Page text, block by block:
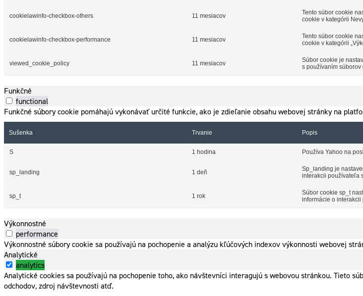
cookielawinfo-checkbox-others 11 mesiacov
Tento súbor cookie
cookie v kategórii
cookielawinfo-checkbox-performance 11 mesiacov
Tento súbor cookie
cookie v kategórii
viewed_cookie_policy 11 mesiacov
Súbor cookie je
s používaním
Funkčné
functional
Funkčné súbory cookie pomáhajú vykonávať určité funkcie, ako je zdieľanie obsahu webovej stránky na
Sušenka Trvanie Popis
S 1 hodina Používa Yahoo na
sp_landing 1 deň
Sp_landing je
interakcii používateľa
sp_t 1 rok
Súbor cookie sp_t
informácie o
Výkonnostné
performance
Výkonnostné súbory cookie sa používajú na pochopenie a analýzu kľúčových indexov výkonnosti webovej
Analytické
analytics
Analytické cookies sa používajú na pochopenie toho, ako návštevníci interagujú s webovou stránkou. Tieto
odchodov, zdroj návštevnosti atď.